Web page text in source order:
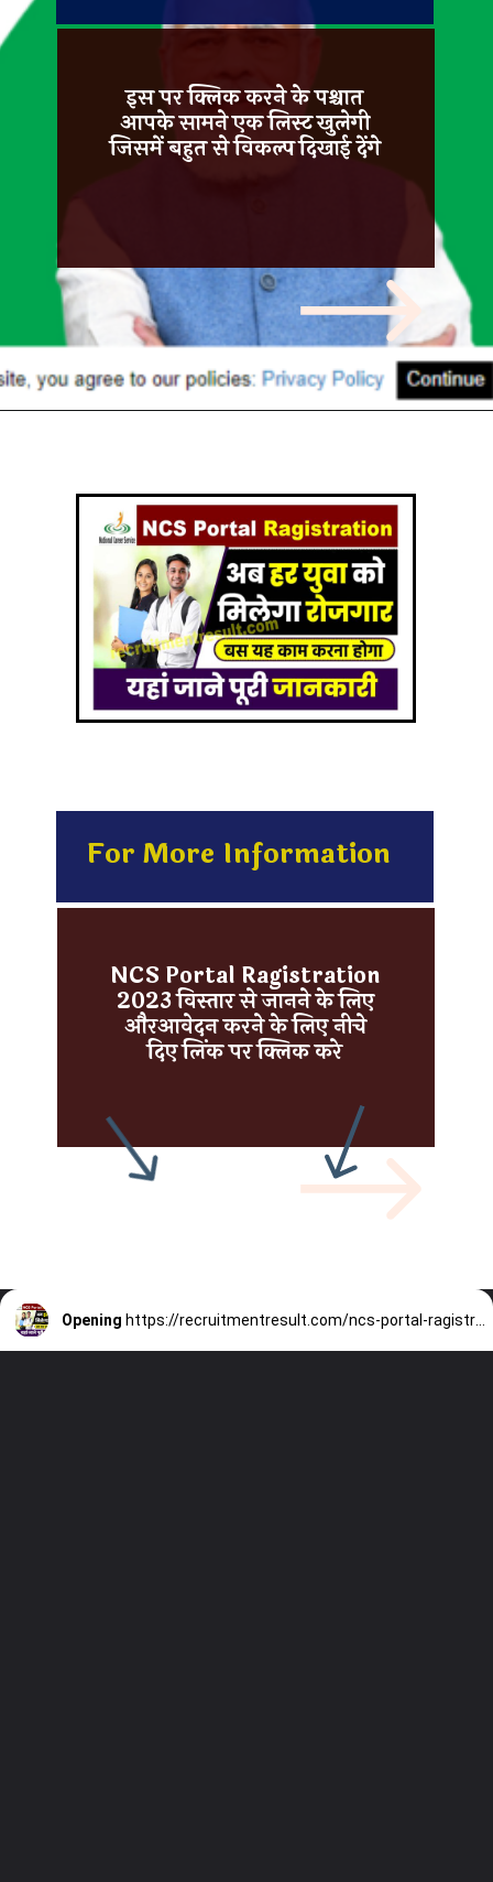
इस पर क्लिक करने के पश्चात
आपके सामने एक लिस्ट खुलेगी
जिसमें बहुत से विकल्प दिखाई देंगे
For More Information
NCS Portal Ragistration
2023 विस्तार से जानने के लिए
औरआवेदन करने के लिए नीचे
दिए लिंक पर क्लिक करे
Opening https://recruitmentresult.com/ncs-portal-ragistration-2023/